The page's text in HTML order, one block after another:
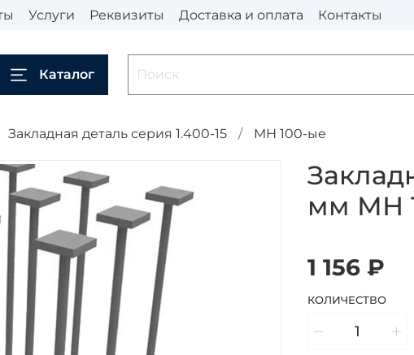
Услуги Реквизиты Доставка и оплата Контакты
Каталог
Закладная деталь серия 1.400-15 МН 100-ые
мм МН
1 156 ₽
КОЛИЧЕСТВО